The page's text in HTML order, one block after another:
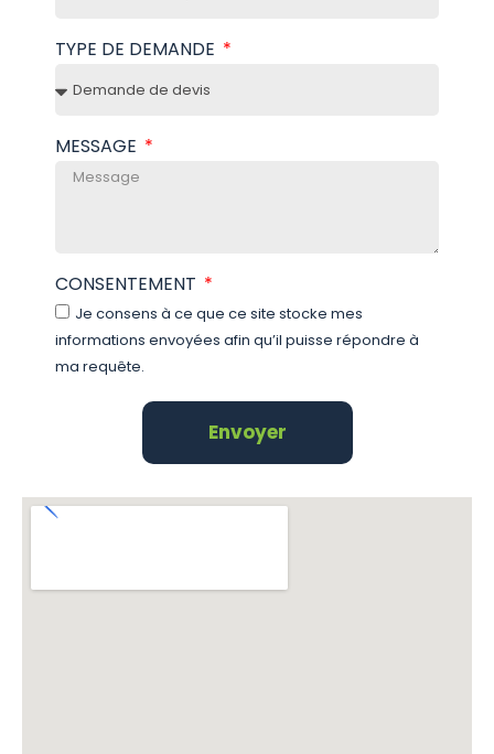
TYPE DE DEMANDE
MESSAGE
CONSENTEMENT
Je consens à ce que ce site stocke mes
informations envoyées afin qu’il puisse répondre à
ma requête.
Envoyer